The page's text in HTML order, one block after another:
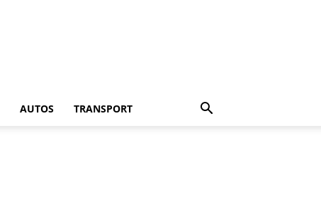
AUTOS TRANSPORT